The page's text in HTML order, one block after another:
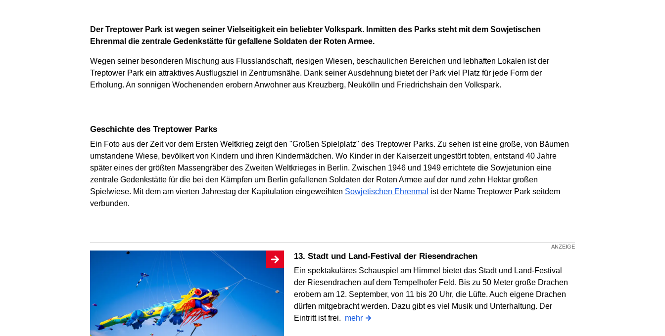
Der Treptower Park ist wegen seiner Vielseitigkeit ein beliebter Volkspark. Inmitten des Parks steht mit dem Sowjetischen
Ehrenmal die zentrale Gedenkstätte für gefallene Soldaten der Roten Armee.
Wegen seiner besonderen Mischung aus Flusslandschaft, riesigen Wiesen, beschaulichen Bereichen und lebhaften Lokalen ist der
Treptower Park ein attraktives Ausflugsziel in Zentrumsnähe. Dank seiner Ausdehnung bietet der Park viel Platz für jede Form der
Erholung. An sonnigen Wochenenden erobern Anwohner aus Kreuzberg, Neukölln und Friedrichshain den Volkspark.
Geschichte des Treptower Parks
Ein Foto aus der Zeit vor dem Ersten Weltkrieg zeigt den "Großen Spielplatz" des Treptower Parks. Zu sehen ist eine große, von Bäumen
umstandene Wiese, bevölkert von Kindern und ihren Kindermädchen. Wo Kinder in der Kaiserzeit ungestört tobten, entstand 40 Jahre
später eines der größten Massengräber des Zweiten Weltkrieges in Berlin. Zwischen 1946 und 1949 errichtete die Sowjetunion eine
zentrale Gedenkstätte für die bei den Kämpfen um Berlin gefallenen Soldaten der Roten Armee auf der rund zehn Hektar großen
Spielwiese. Mit dem am vierten Jahrestag der Kapitulation eingeweihten Sowjetischen Ehrenmal ist der Name Treptower Park seitdem
verbunden.
13. Stadt und Land-Festival der Riesendrachen
Ein spektakuläres Schauspiel am Himmel bietet das Stadt und Land-Festival
der Riesendrachen auf dem Tempelhofer Feld. Bis zu 50 Meter große Drachen
erobern am 12. September, von 11 bis 20 Uhr, die Lüfte. Auch eigene Drachen
dürfen mitgebracht werden. Dazu gibt es viel Musik und Unterhaltung. Der
Eintritt ist frei. mehr